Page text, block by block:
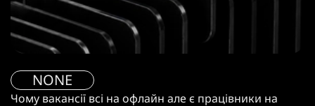
NONE
Чому вакансії всі на офлайн але є працівники на